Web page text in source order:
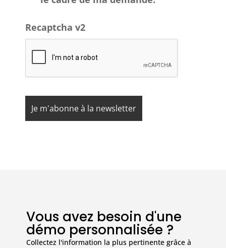
Recaptcha v2
Vous avez besoin d'une
démo personnalisée ?
Collectez l'information la plus pertinente grâce à